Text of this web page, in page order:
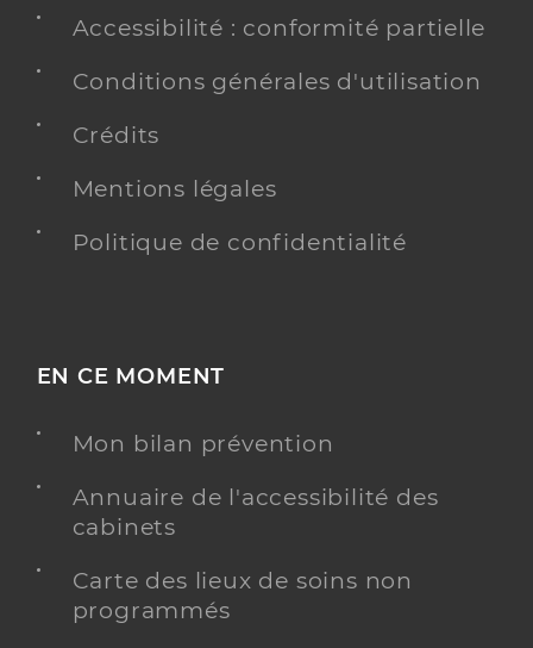
Accessibilité : conformité partielle
Conditions générales d'utilisation
Crédits
Mentions légales
Politique de confidentialité
EN CE MOMENT
Mon bilan prévention
Annuaire de l'accessibilité des
cabinets
Carte des lieux de soins non
programmés